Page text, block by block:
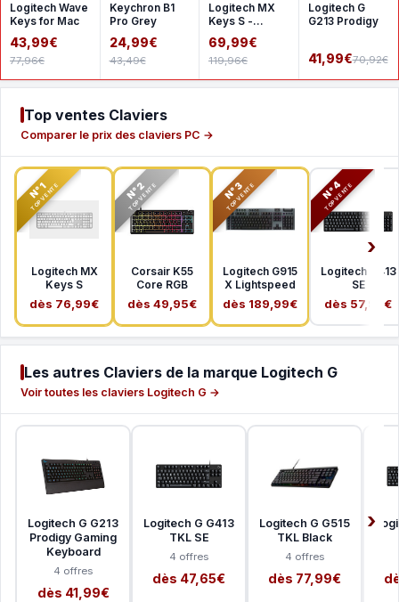
Logitech Wave
Keys for Mac
43,99€
77,96€
Keychron B1
Pro Grey
24,99€
43,49€
Logitech MX
Keys S -
69,99€
119,96€
Logitech G
G213 Prodigy
41,99€70,92€
Top ventes Claviers
Comparer le prix des claviers PC →
N°1
TOP VENTE
Logitech MX
Keys S
dès 76,99€
N°2
TOP VENTE
Corsair K55
Core RGB
dès 49,95€
N°3
TOP VENTE
Logitech G915
X Lightspeed
dès 189,99€
N°4
TOP VENTE
Logitech G413
SE
dès 57,99€
Les autres Claviers de la marque Logitech G
Voir toutes les claviers Logitech G →
Logitech G G213
Prodigy Gaming
Keyboard
4 offres
dès 41,99€
Logitech G G413
TKL SE
4 offres
dès 47,65€
Logitech G G515
TKL Black
4 offres
dès 77,99€